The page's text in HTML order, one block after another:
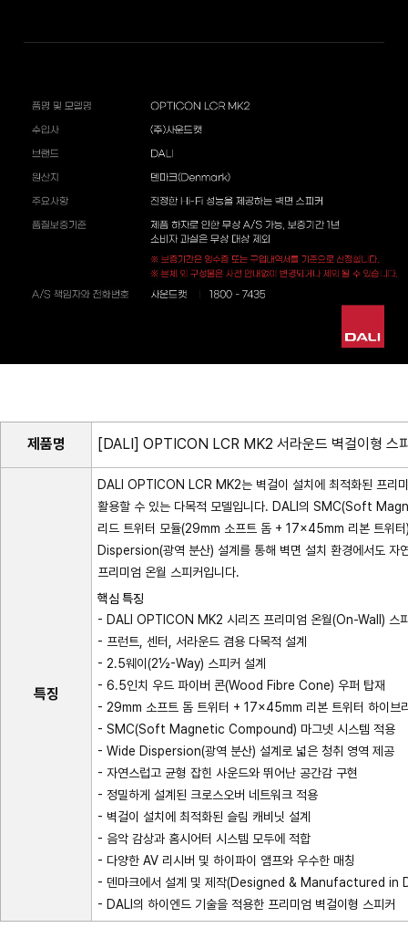
제품명 [DALI] OPTICON LCR MK2 서라운드 벽걸이형 스
특징
DALI OPTICON LCR MK2는 벽걸이 설치에 최적화된 프리
활용할 수 있는 다목적 모델입니다. DALI의 SMC(Soft
리드 트위터 모듈(29mm 소프트 돔 + 17×45mm 리본 트위
Dispersion(광역 분산) 설계를 통해 벽면 설치 환경에서도 자
프리미엄 온월 스피커입니다.
핵심 특징
- DALI OPTICON MK2 시리즈 프리미엄 온월(On-Wall) 스
- 프런트, 센터, 서라운드 겸용 다목적 설계
- 2.5웨이(2½-Way) 스피커 설계
- 6.5인치 우드 파이버 콘(Wood Fibre Cone) 우퍼 탑재
- 29mm 소프트 돔 트위터 + 17×45mm 리본 트위터 하이브
- SMC(Soft Magnetic Compound) 마그넷 시스템 적용
- Wide Dispersion(광역 분산) 설계로 넓은 청취 영역 제공
- 자연스럽고 균형 잡힌 사운드와 뛰어난 공간감 구현
- 정밀하게 설계된 크로스오버 네트워크 적용
- 벽걸이 설치에 최적화된 슬림 캐비닛 설계
- 음악 감상과 홈시어터 시스템 모두에 적합
- 다양한 AV 리시버 및 하이파이 앰프와 우수한 매칭
- 덴마크에서 설계 및 제작(Designed & Manufactured in
- DALI의 하이엔드 기술을 적용한 프리미엄 벽걸이형 스피커